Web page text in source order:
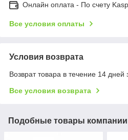
Онлайн оплата - По счету
Все условия оплаты
Условия возврата
Возврат товара в течение 14 дней
Все условия возврата
Подобные товары компании